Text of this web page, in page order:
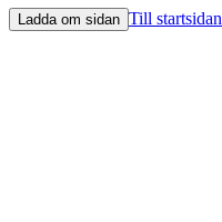
Ladda om sidan Till startsidan